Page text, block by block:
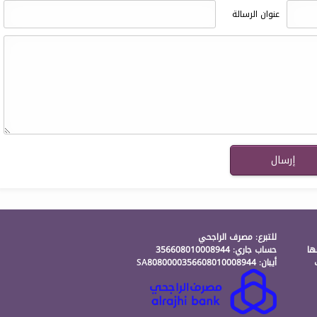
عنوان الرسالة
للتبرع: مصرف الراجحي
حساب جاري: 356608010008944
أيبان: SA8080000356608010008944